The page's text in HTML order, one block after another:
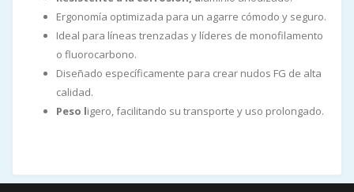
Ergonomía optimizada para un agarre cómodo y seguro.
Ideal para líneas trenzadas y líderes de monofilamento
o fluorocarbono.
Diseñado específicamente para crear nudos FG de alta
calidad.
Peso ligero, facilitando su transporte y uso prolongado.